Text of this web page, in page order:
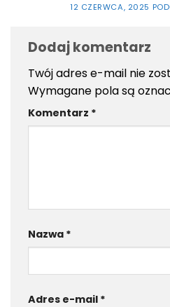
12 CZERWCA, 2025
Dodaj komentarz
Twój adres e-mail nie
Wymagane pola są
Komentarz *
Nazwa *
Adres e-mail *